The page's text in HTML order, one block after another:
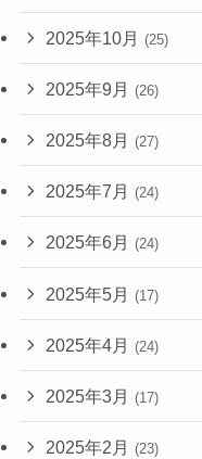
2025年10月 (25)
2025年9月 (26)
2025年8月 (27)
2025年7月 (24)
2025年6月 (24)
2025年5月 (17)
2025年4月 (24)
2025年3月 (17)
2025年2月 (23)